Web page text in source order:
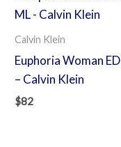
Calvin Klein
Euphoria Woman
– Calvin Klein
$82